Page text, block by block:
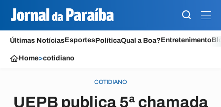
Últimas NotíciasEsportesPolíticaQual a Boa?Entretenimento
Home>cotidiano
COTIDIANO
UEPB publica 5ª chamada